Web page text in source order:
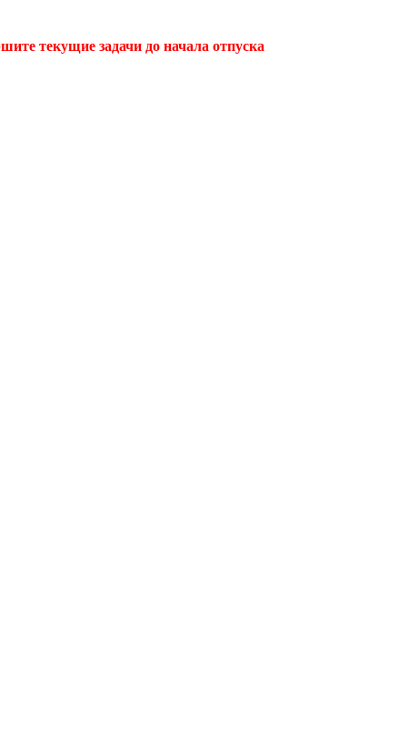
текущие задачи до начала отпуска